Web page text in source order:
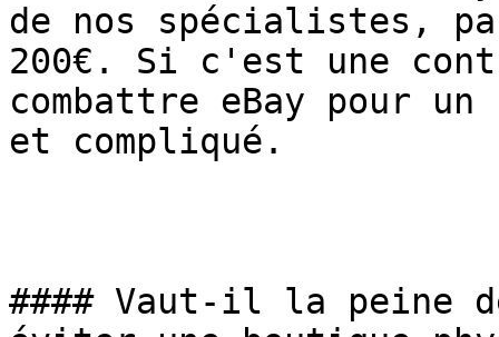
de nos spécialistes,
200€. Si c'est une
combattre eBay pour
et compliqué.
#### Vaut-il la peine